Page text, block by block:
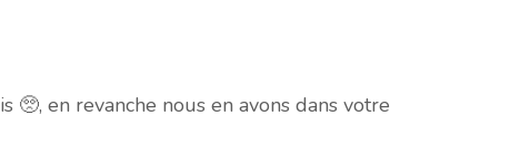
en revanche nous en avons dans votre